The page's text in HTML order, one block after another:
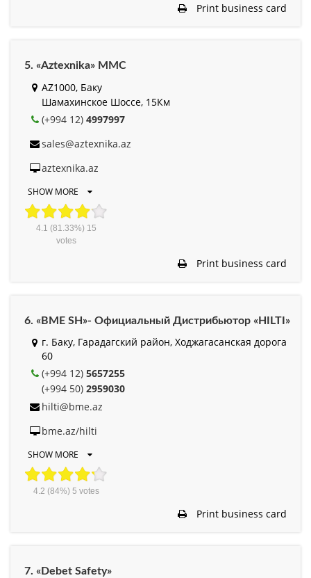
Print business card
5. «Aztexnika» MMC
AZ1000, Баку
Шамахинское Шоссе, 15Км
(+994 12) 4997997
sales@aztexnika.az
aztexnika.az
SHOW MORE
4.1 (81.33%) 15
votes
Print business card
6. «BME SH»- Официальный Дистрибьютор «HILTI»
г. Баку, Гарадагский район, Ходжагасанская дорога
60
(+994 12) 5657255
(+994 50) 2959030
hilti@bme.az
bme.az/hilti
SHOW MORE
4.2 (84%) 5 votes
Print business card
7. «Debet Safety»